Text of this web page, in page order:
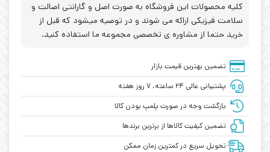
کلیه محصولات این فروشگاه به صورت اصل و گارانتی اصالت و
سلامت فیزیکی ارائه می شوند و در توصیه میشود که قبل از
خرید حتما از مشاوره ی تخصصی مجموعه ما استفاده کنید.
تضمین بهترین قیمت بازار
پشتیبانی عالی ۲۴ ساعته، ۷ روز هفته
بازگشت وجه در صورت پلمپ بودن کالا
تضمین کیفیت کالاها از برترین برندها
تحویل سریع در کمترین زمان ممکن